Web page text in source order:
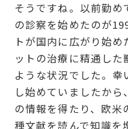
そうですね。以前勤め
の診察を始めたのが
トが国内に広がり始
ットの治療に精通した
ような状況でした。
し始めていましたか
の情報を得たり、欧米
種文献を読んで知識を